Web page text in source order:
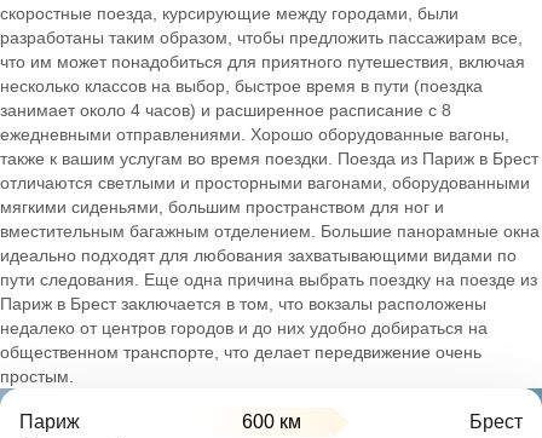
скоростные поезда, курсирующие между городами, были
разработаны таким образом, чтобы предложить пассажирам все,
что им может понадобиться для приятного путешествия, включая
несколько классов на выбор, быстрое время в пути (поездка
занимает около 4 часов) и расширенное расписание с 8
ежедневными отправлениями. Хорошо оборудованные вагоны,
также к вашим услугам во время поездки. Поезда из Париж в Брест
отличаются светлыми и просторными вагонами, оборудованными
мягкими сиденьями, большим пространством для ног и
вместительным багажным отделением. Большие панорамные окна
идеально подходят для любования захватывающими видами по
пути следования. Еще одна причина выбрать поездку на поезде из
Париж в Брест заключается в том, что вокзалы расположены
недалеко от центров городов и до них удобно добираться на
общественном транспорте, что делает передвижение очень
простым.
Париж 600 км Брест